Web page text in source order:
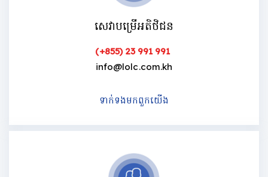
សេវាបម្រើអតិថិជន
(+855) 23 991 991
info@lolc.com.kh
ទាក់ទងមកពួកយើង